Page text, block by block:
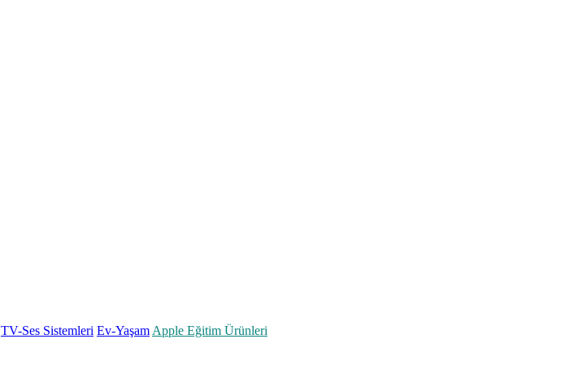
TV-Ses Sistemleri Ev-Yaşam Apple Eğitim Ürünleri